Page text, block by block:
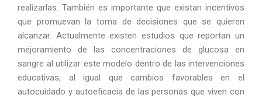
realizarlas. También es importante que existan incentivos
que promuevan la toma de decisiones que se quieren
alcanzar. Actualmente existen estudios que reportan un
mejoramiento de las concentraciones de glucosa en
sangre al utilizar este modelo dentro de las intervenciones
educativas, al igual que cambios favorables en el
autocuidado y autoeficacia de las personas que viven con